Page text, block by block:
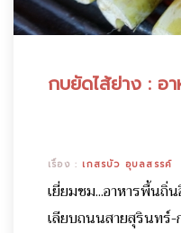
กบยัดไส้ย่าง : อ
เรื่อง : เกสรบัว อุบลสรรค์
เยี่ยมชม...อาหารพื้นถิ่
เลียบถนนสายสุรินทร์-